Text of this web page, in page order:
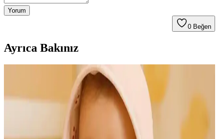
Yorum
0 Beğen
Ayrıca Bakınız
Soley Bornoz ve Varol Dama Serisi Şal Yaka Pike
Bornoz Karşılaştırması
İki yüksek kaliteli pamuk bornoz modeli, malzeme, kullanım
rahatlığı ve dayanıklılık açısından karşılaştırıldı. Hangi modelin
ihtiyaçlarınıza uygun olduğunu öğrenin.